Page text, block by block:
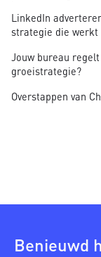
LinkedIn
strategie die werkt
Jouw bureau
groeistrategie?
Overstappen van
Benieuwd